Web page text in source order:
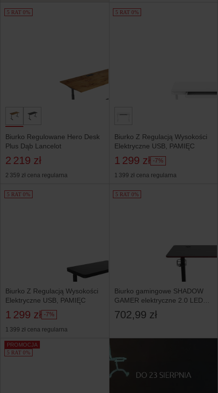
5 RAT 0%
Biurko Regulowane Hero Desk
Plus Dąb Lancelot
2 219 zł
2 359 zł cena regularna
5 RAT 0%
Biurko Z Regulacją Wysokości
Elektryczne USB, PAMIĘC
1 299 zł -7%
1 399 zł cena regularna
5 RAT 0%
Biurko Z Regulacją Wysokości
Elektryczne USB, PAMIĘC
1 299 zł -7%
1 399 zł cena regularna
5 RAT 0%
Biurko gamingowe SHADOW
GAMER elektryczne 2.0 LED
RGB 120 cm
702,99 zł
PROMOCJA
5 RAT 0%